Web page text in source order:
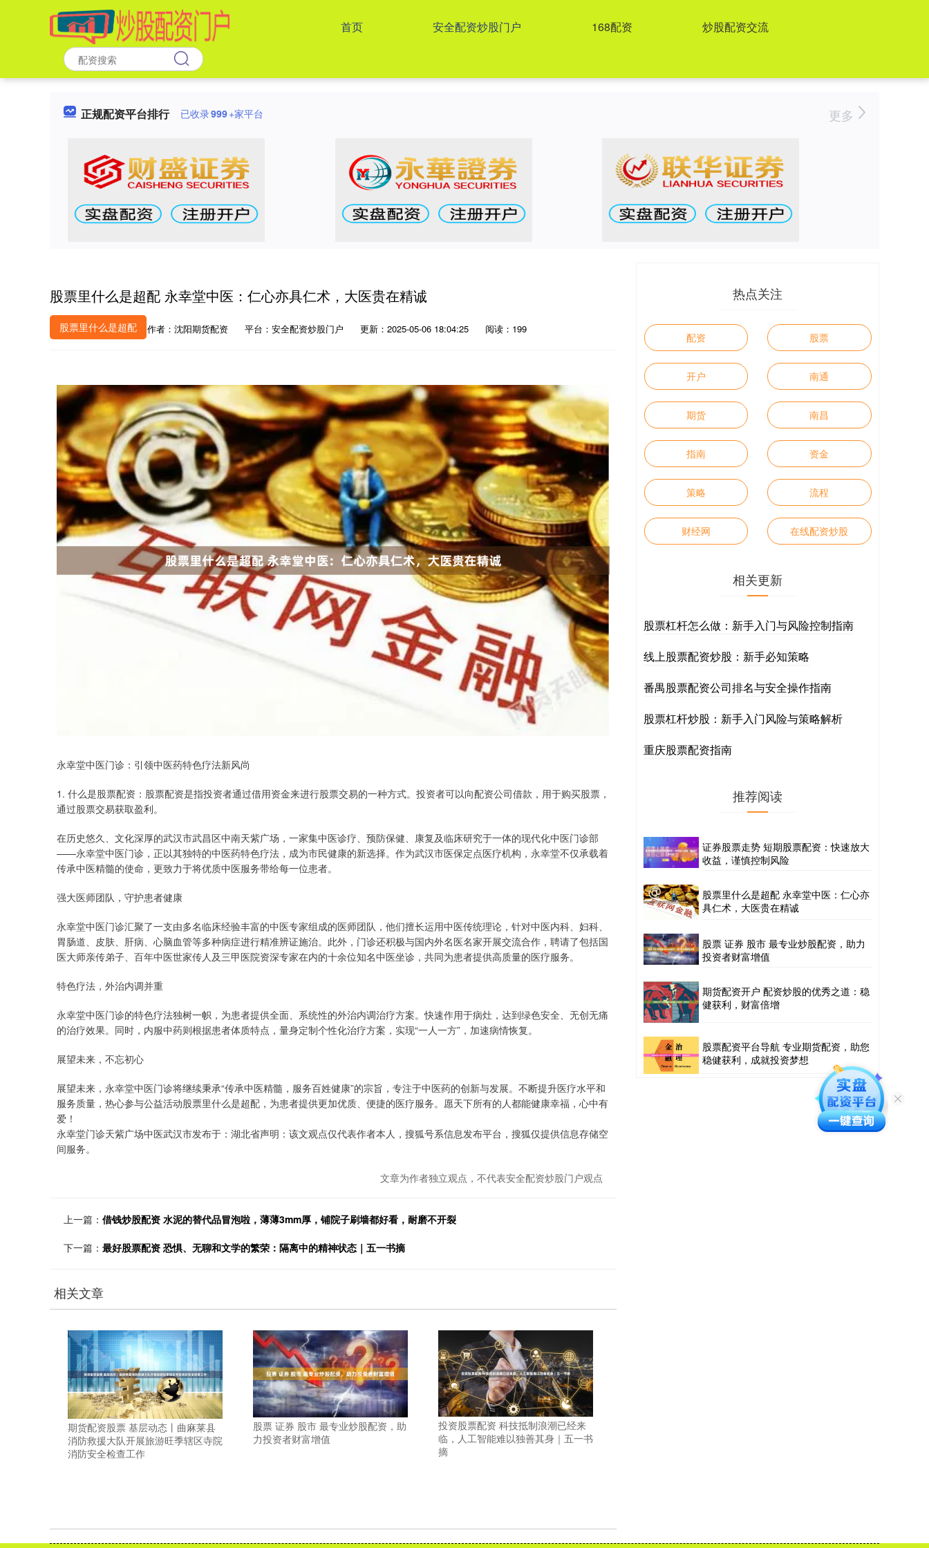
首页 安全配资炒股门户 168配资 炒股配资交流
正规配资平台排行 已收录999+家平台 更多
股票里什么是超配 永幸堂中医：仁心亦具仁术，大医贵在精诚
股票里什么是超配 作者：沈阳期货配资 平台：安全配资炒股门户 更新：2025-05-06 18:04:25 阅读：199
永幸堂中医门诊：引领中医药特色疗法新风尚
1. 什么是股票配资：股票配资是指投资者通过借用资金来进行股票交易的一种方式。投资者可以向配资公司借款，用于购买股票，
通过股票交易获取盈利。
在历史悠久、文化深厚的武汉市武昌区中南天紫广场，一家集中医诊疗、预防保健、康复及临床研究于一体的现代化中医门诊部
——永幸堂中医门诊，正以其独特的中医药特色疗法，成为市民健康的新选择。作为武汉市医保定点医疗机构，永幸堂不仅承载着
传承中医精髓的使命，更致力于将优质中医服务带给每一位患者。
强大医师团队，守护患者健康
永幸堂中医门诊汇聚了一支由多名临床经验丰富的中医专家组成的医师团队，他们擅长运用中医传统理论，针对中医内科、妇科、
胃肠道、皮肤、肝病、心脑血管等多种病症进行精准辨证施治。此外，门诊还积极与国内外名医名家开展交流合作，聘请了包括国
医大师亲传弟子、百年中医世家传人及三甲医院资深专家在内的十余位知名中医坐诊，共同为患者提供高质量的医疗服务。
特色疗法，外治内调并重
永幸堂中医门诊的特色疗法独树一帜，为患者提供全面、系统性的外治内调治疗方案。快速作用于病灶，达到绿色安全、无创无痛
的治疗效果。同时，内服中药则根据患者体质特点，量身定制个性化治疗方案，实现“一人一方”，加速病情恢复。
展望未来，不忘初心
展望未来，永幸堂中医门诊将继续秉承“传承中医精髓，服务百姓健康”的宗旨，专注于中医药的创新与发展。不断提升医疗水平和
服务质量，热心参与公益活动股票里什么是超配，为患者提供更加优质、便捷的医疗服务。愿天下所有的人都能健康幸福，心中有
爱！
永幸堂门诊天紫广场中医武汉市发布于：湖北省声明：该文观点仅代表作者本人，搜狐号系信息发布平台，搜狐仅提供信息存储空
间服务。
文章为作者独立观点，不代表安全配资炒股门户观点
上一篇： 借钱炒股配资 水泥的替代品冒泡啦，薄薄3mm厚，铺院子刷墙都好看，耐磨不开裂
下一篇： 最好股票配资 恐惧、无聊和文学的繁荣：隔离中的精神状态｜五一书摘
相关文章
期货配资股票 基层动态丨曲麻莱县
消防救援大队开展旅游旺季辖区寺院
消防安全检查工作
股票 证券 股市 最专业炒股配资，助
力投资者财富增值
投资股票配资 科技抵制浪潮已经来
临，人工智能难以独善其身｜五一书
摘
热点关注
配资 股票
开户 南通
期货 南昌
指南 资金
策略 流程
财经网 在线配资炒股
相关更新
股票杠杆怎么做：新手入门与风险控制指南
线上股票配资炒股：新手必知策略
番禺股票配资公司排名与安全操作指南
股票杠杆炒股：新手入门风险与策略解析
重庆股票配资指南
推荐阅读
证券股票走势 短期股票配资：快速放大
收益，谨慎控制风险
股票里什么是超配 永幸堂中医：仁心亦
具仁术，大医贵在精诚
股票 证券 股市 最专业炒股配资，助力
投资者财富增值
期货配资开户 配资炒股的优秀之道：稳
健获利，财富倍增
股票配资平台导航 专业期货配资，助您
稳健获利，成就投资梦想